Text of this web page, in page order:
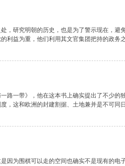
，研究明朝的历史，也是为了警示现在，
利益为重，他们利用其文官集团把持的政务
路一带》，他在这本书上确实提出了不少
，这和欧洲的封建割据、土地兼并是不可同
因为围棋可以走的空间也确实不是现有的